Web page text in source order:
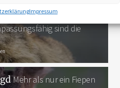
Impressum
sind die
Mehr als nur ein Fiepen